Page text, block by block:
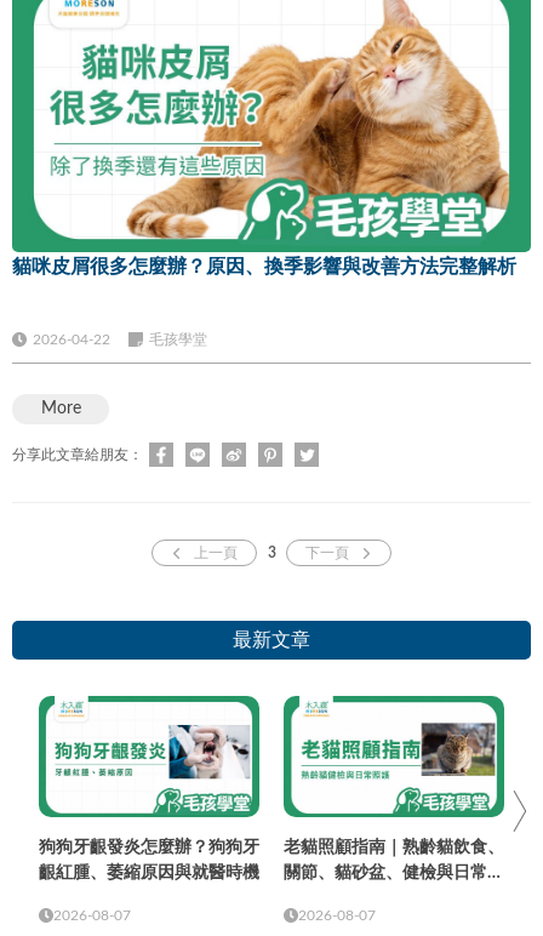
貓咪皮屑很多怎麼辦？原因、換季影響與改善方法完整解析
2026-04-22 毛孩學堂
More
分享此文章給朋友：
上一頁 3 下一頁
最新文章
狗狗牙齦發炎怎麼辦？狗狗牙
齦紅腫、萎縮原因與就醫時機
2026-08-07
老貓照顧指南｜熟齡貓飲食、
關節、貓砂盆、健檢與日常照
2026-08-07